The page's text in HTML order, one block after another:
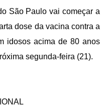
São Paulo vai começar a
dose da vacina contra a
idosos acima de 80 anos
segunda-feira (21).